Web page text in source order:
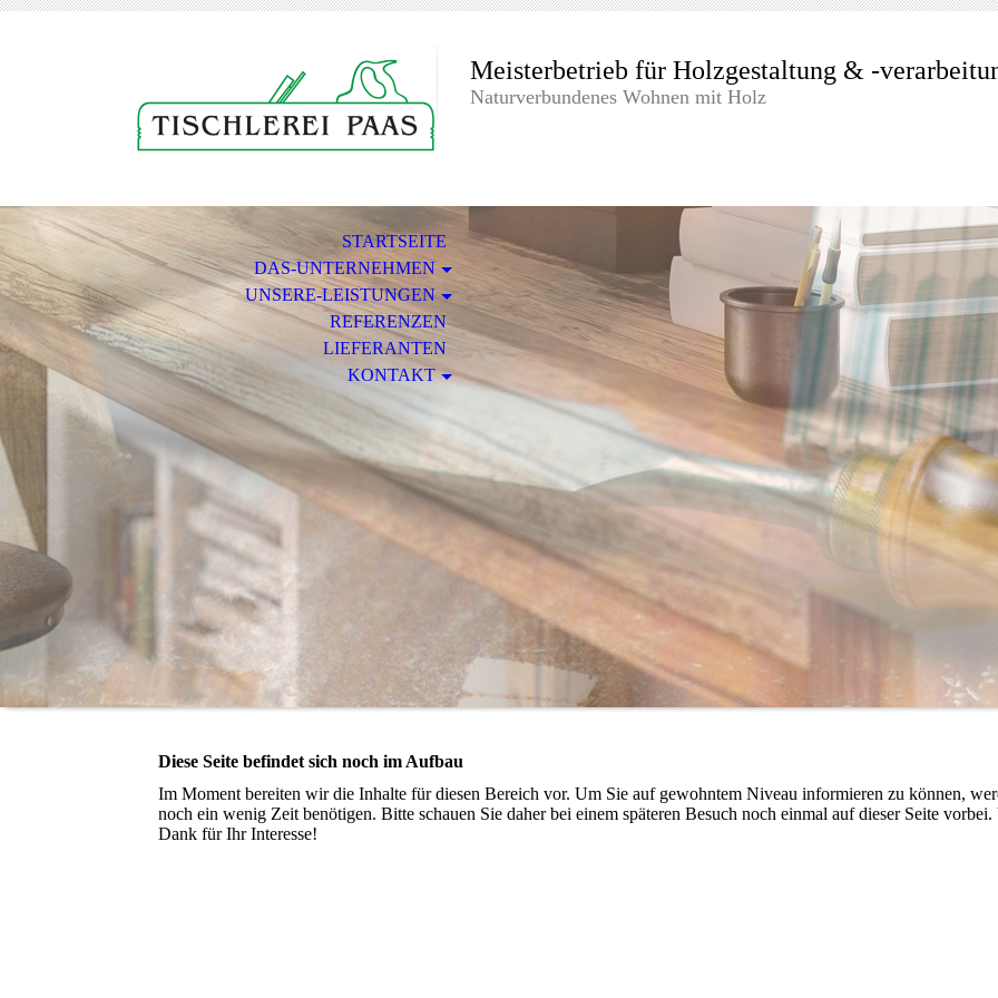
Meisterbetrieb für Holzgestaltung & -
Naturverbundenes Wohnen mit Holz
STARTSEITE
DAS-UNTERNEHMEN
UNSERE-LEISTUNGEN
REFERENZEN
LIEFERANTEN
KONTAKT
Diese Seite befindet sich noch im Aufbau
Im Moment bereiten wir die Inhalte für diesen Bereich vor. Um Sie auf gewohntem Niveau informieren zu können,
noch ein wenig Zeit benötigen. Bitte schauen Sie daher bei einem späteren Besuch noch einmal auf dieser Seite
Dank für Ihr Interesse!